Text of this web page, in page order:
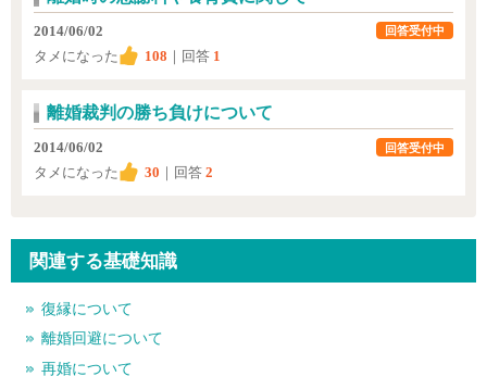
2014/06/02
タメになった
108 ｜回答 1
回答受付中
離婚裁判の勝ち負けについて
2014/06/02
タメになった
30 ｜回答 2
回答受付中
関連する基礎知識
復縁について
離婚回避について
再婚について